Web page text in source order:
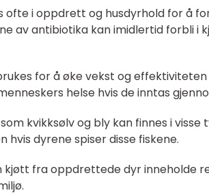
ofte i oppdrett og husdyrhold for å
av antibiotika kan imidlertid forbli i
for å øke vekst og
helse hvis de inntas
kvikksølv og bly kan finnes i visse
dyrene spiser disse fiskene.
kjøtt fra oppdrettede dyr inneholde